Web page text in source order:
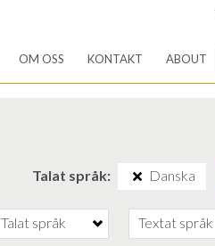
OM OSS KONTAKT ABOUT
Talat språk Danska
Talat språk Textat språk